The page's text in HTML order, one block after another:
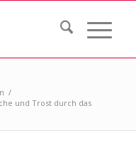
/
und Trost durch das